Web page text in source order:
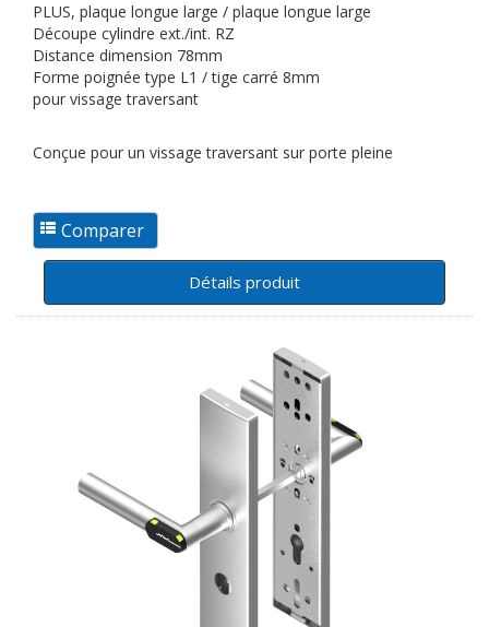
PLUS, plaque longue large / plaque longue large
Découpe cylindre ext./int. RZ
Distance dimension 78mm
Forme poignée type L1 / tige carré 8mm
pour vissage traversant
Conçue pour un vissage traversant sur porte pleine
Détails produit